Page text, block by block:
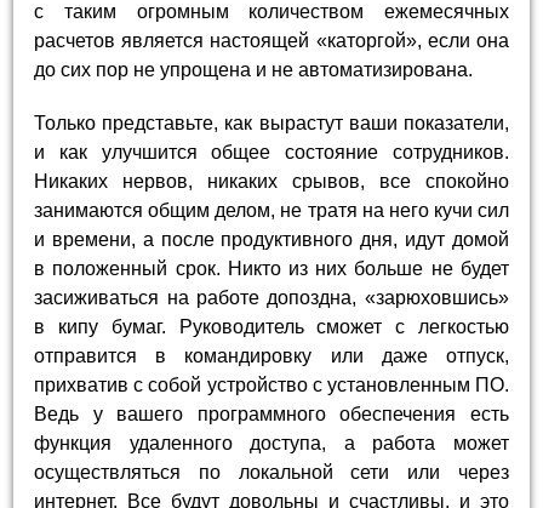
с таким огромным количеством ежемесячных
расчетов является настоящей «каторгой», если она
до сих пор не упрощена и не автоматизирована.
Только представьте, как вырастут ваши показатели,
и как улучшится общее состояние сотрудников.
Никаких нервов, никаких срывов, все спокойно
занимаются общим делом, не тратя на него кучи сил
и времени, а после продуктивного дня, идут домой
в положенный срок. Никто из них больше не будет
засиживаться на работе допоздна, «зарюховшись»
в кипу бумаг. Руководитель сможет с легкостью
отправится в командировку или даже отпуск,
прихватив с собой устройство с установленным ПО.
Ведь у вашего программного обеспечения есть
функция удаленного доступа, а работа может
осуществляться по локальной сети или через
интернет. Все будут довольны и счастливы, и это